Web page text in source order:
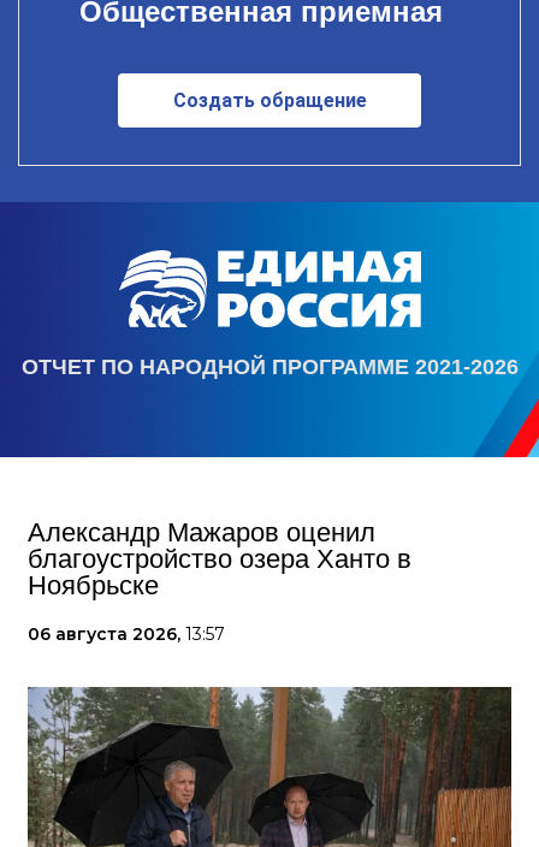
Общественная приемная
Создать обращение
ОТЧЕТ ПО НАРОДНОЙ ПРОГРАММЕ 2021-2026
Александр Мажаров оценил
благоустройство озера Ханто в
Ноябрьске
06 августа 2026, 13:57